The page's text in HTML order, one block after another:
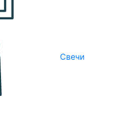
Свечи